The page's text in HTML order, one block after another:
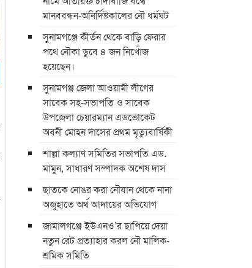
মানববন্ধন-অনির্দিষ্টকালের নৌ ধর্মঘট
সুনামগঞ্জে কীর্তন থেকে বাড়ি ফেরার
পথে নৌকা ডুবে ৪ জন নিখোঁজ
হয়েছেন।
সুনামগঞ্জ জেলা আওয়ামী লীগের
সাবেক সহ-সভাপতি ও সাবেক
উপজেলা চেয়ারম্যান এডভোকেট
অবনী মোহন দাসের প্রথম মৃত্যুবার্ষিকী
শাল্লা কল্যাণ সমিতির সভাপতি এড.
মামুন, সাধারণ সম্পাদক অশেষ দাস
ছাতকে নোঙর করা নৌযান থেকে নানা
অজুহাতে অর্থ আদায়ের অভিযোগ
জামালগঞ্জে ইউএনও’র ছাপিয়ে দেয়া
নতুন রেট প্রত্যাহার করল নৌ মালিক-
শ্রমিক সমিতি